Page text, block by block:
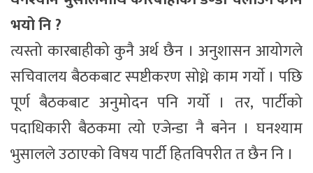
भयो नि ?
त्यस्तो कारबाहीको कुनै अर्थ छैन । अनुशासन आयोगले
सचिवालय बैठकबाट स्पष्टीकरण सोध्ने काम गर्याे । पछि
पूर्ण बैठकबाट अनुमोदन पनि गर्याे । तर, पार्टीको
पदाधिकारी बैठकमा त्यो एजेन्डा नै बनेन । घनश्याम
भुसालले उठाएको विषय पार्टी हितविपरीत त छैन नि ।